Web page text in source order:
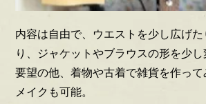
内容は自由で、ウエストを少し広げ
り、ジャケットやブラウスの形を少
要望の他、着物や古着で雑貨を作って
メイクも可能。